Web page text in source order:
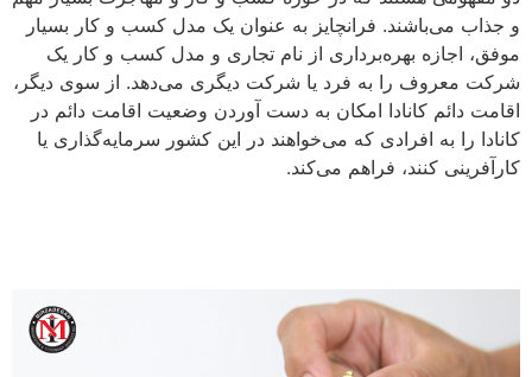
و جذاب می‌باشند. فرانچایز به عنوان یک مدل کسب و کار بسیار
موفق، اجازه بهره‌برداری از نام تجاری و مدل کسب و کار یک
شرکت معروف را به فرد یا شرکت دیگری می‌دهد. از سوی دیگر،
اقامت دائم کانادا امکان به دست آوردن وضعیت اقامت دائم در
کانادا را به افرادی که می‌خواهند در این کشور سرمایه‌گذاری یا
کارآفرینی کنند، فراهم می‌کند.